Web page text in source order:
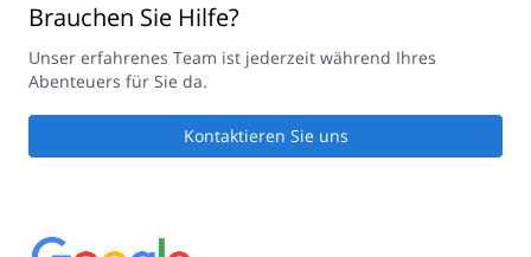
Brauchen Sie Hilfe?
Unser erfahrenes Team ist jederzeit während Ihres
Abenteuers für Sie da.
Kontaktieren Sie uns